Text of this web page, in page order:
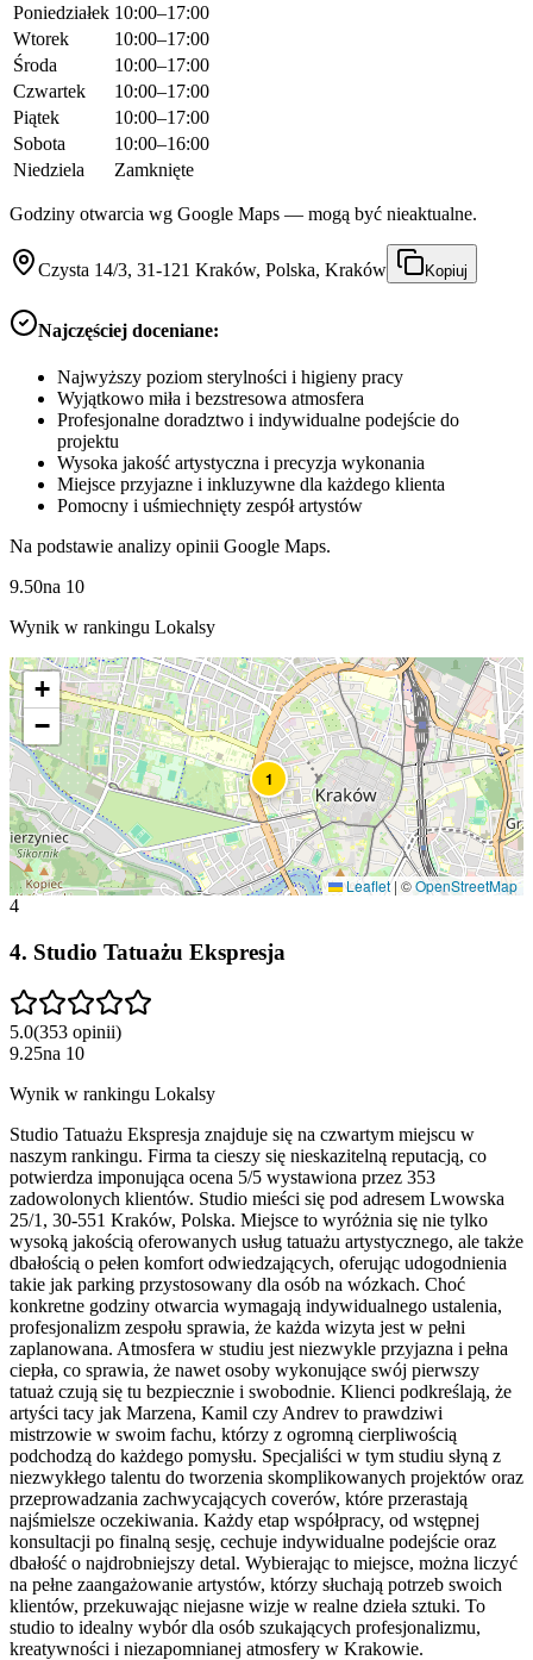
Poniedziałek 10:00–17:00
Wtorek
10:00–17:00
Środa
10:00–17:00
Czwartek
10:00–17:00
Piątek
10:00–17:00
Sobota
10:00–16:00
Niedziela
Zamknięte
Godziny otwarcia wg Google Maps — mogą być nieaktualne.
Czysta 14/3, 31-121 Kraków, Polska, Kraków Kopiuj
Najczęściej doceniane:
Najwyższy poziom sterylności i higieny pracy
Wyjątkowo miła i bezstresowa atmosfera
Profesjonalne doradztwo i indywidualne podejście do
projektu
Wysoka jakość artystyczna i precyzja wykonania
Miejsce przyjazne i inkluzywne dla każdego klienta
Pomocny i uśmiechnięty zespół artystów
Na podstawie analizy opinii Google Maps.
9.50na 10
Wynik w rankingu Lokalsy
1
+
−
Leaflet | ©OpenStreetMap
4
4. Studio Tatuażu Ekspresja
5.0(353 opinii)
9.25na 10
Wynik w rankingu Lokalsy
Studio Tatuażu Ekspresja znajduje się na czwartym miejscu w
naszym rankingu. Firma ta cieszy się nieskazitelną reputacją, co
potwierdza imponująca ocena 5/5 wystawiona przez 353
zadowolonych klientów. Studio mieści się pod adresem Lwowska
25/1, 30-551 Kraków, Polska. Miejsce to wyróżnia się nie tylko
wysoką jakością oferowanych usług tatuażu artystycznego, ale także
dbałością o pełen komfort odwiedzających, oferując udogodnienia
takie jak parking przystosowany dla osób na wózkach. Choć
konkretne godziny otwarcia wymagają indywidualnego ustalenia,
profesjonalizm zespołu sprawia, że każda wizyta jest w pełni
zaplanowana. Atmosfera w studiu jest niezwykle przyjazna i pełna
ciepła, co sprawia, że nawet osoby wykonujące swój pierwszy
tatuaż czują się tu bezpiecznie i swobodnie. Klienci podkreślają, że
artyści tacy jak Marzena, Kamil czy Andrev to prawdziwi
mistrzowie w swoim fachu, którzy z ogromną cierpliwością
podchodzą do każdego pomysłu. Specjaliści w tym studiu słyną z
niezwykłego talentu do tworzenia skomplikowanych projektów oraz
przeprowadzania zachwycających coverów, które przerastają
najśmielsze oczekiwania. Każdy etap współpracy, od wstępnej
konsultacji po finalną sesję, cechuje indywidualne podejście oraz
dbałość o najdrobniejszy detal. Wybierając to miejsce, można liczyć
na pełne zaangażowanie artystów, którzy słuchają potrzeb swoich
klientów, przekuwając niejasne wizje w realne dzieła sztuki. To
studio to idealny wybór dla osób szukających profesjonalizmu,
kreatywności i niezapomnianej atmosfery w Krakowie.